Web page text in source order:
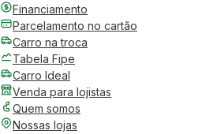
Financiamento
Parcelamento no cartão
Carro na troca
Tabela Fipe
Carro Ideal
Venda para lojistas
Quem somos
Nossas lojas